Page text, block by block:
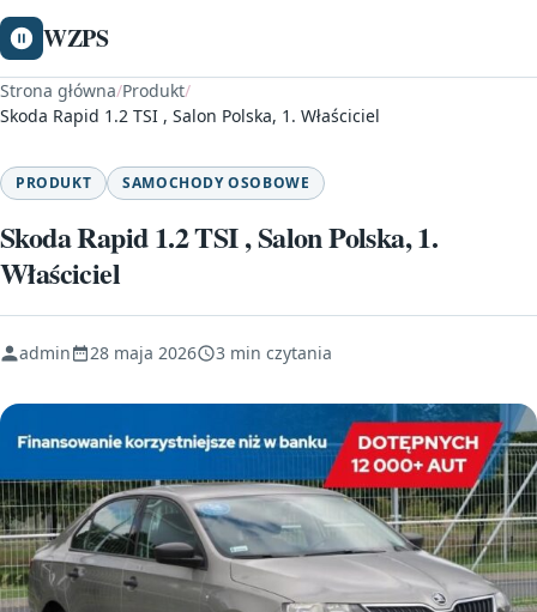
WZPS
Strona główna/Produkt/
Skoda Rapid 1.2 TSI , Salon Polska, 1. Właściciel
PRODUKT SAMOCHODY OSOBOWE
Skoda Rapid 1.2 TSI , Salon Polska, 1.
Właściciel
admin 28 maja 2026 3 min czytania